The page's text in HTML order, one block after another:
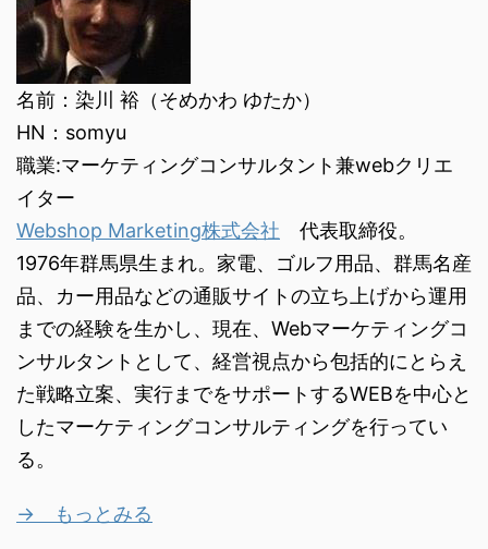
名前：染川 裕（そめかわ ゆたか）
HN：somyu
職業:マーケティングコンサルタント兼webクリエ
イター
Webshop Marketing株式会社 代表取締役。
1976年群馬県生まれ。家電、ゴルフ用品、群馬名産
品、カー用品などの通販サイトの立ち上げから運用
までの経験を生かし、現在、Webマーケティングコ
ンサルタントとして、経営視点から包括的にとらえ
た戦略立案、実行までをサポートするWEBを中心と
したマーケティングコンサルティングを行ってい
る。
→ もっとみる